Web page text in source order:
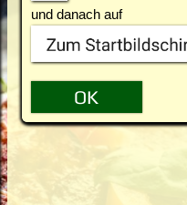
und danach auf